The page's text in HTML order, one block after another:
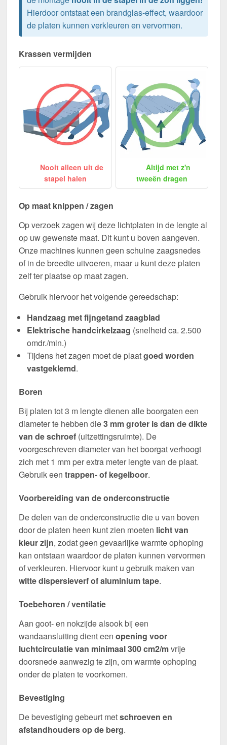
Hierdoor ontstaat een brandglas-effect, waardoor
de platen kunnen verkleuren en vervormen.
Krassen vermijden
Nooit alleen uit de
stapel halen
Altijd met z'n
tweeën dragen
Op maat knippen / zagen
Op verzoek zagen wij deze lichtplaten in de lengte al
op uw gewenste maat. Dit kunt u boven aangeven.
Onze machines kunnen geen schuine zaagsnedes
of in de breedte uitvoeren, maar u kunt deze platen
zelf ter plaatse op maat zagen.
Gebruik hiervoor het volgende gereedschap:
Handzaag met fijngetand zaagblad
Elektrische handcirkelzaag (snelheid ca. 2.500
omdr./min.)
Tijdens het zagen moet de plaatgoed worden
vastgeklemd.
Boren
Bij platen tot 3 m lengte dienen alle boorgaten een
diameter te hebben die3 mm groter is dan de dikte
van de schroef (uitzettingsruimte). De
voorgeschreven diameter van het boorgat verhoogt
zich met 1 mm per extra meter lengte van de plaat.
Gebruik een trappen- of kegelboor.
Voorbereiding van de onderconstructie
De delen van de onderconstructie die u van boven
door de platen heen kunt zien moeten licht van
kleur zijn, zodat geen gevaarlijke warmte ophoping
kan ontstaan waardoor de platen kunnen vervormen
of verkleuren. Hiervoor kunt u gebruik maken van
witte dispersieverf of aluminium tape.
Toebehoren / ventilatie
Aan goot- en nokzijde alsook bij een
wandaansluiting dient een opening voor
luchtcirculatie van minimaal 300 cm2/mvrije
doorsnede aanwezig te zijn, om warmte ophoping
onder de platen te voorkomen.
Bevestiging
De bevestiging gebeurt metschroeven en
afstandhouders op de berg.